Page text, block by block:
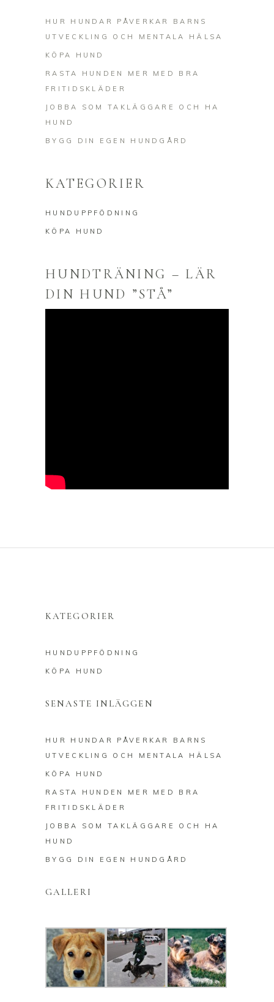
HUR HUNDAR PÅVERKAR BARNS
UTVECKLING OCH MENTALA HÄLSA
KÖPA HUND
RASTA HUNDEN MER MED BRA
FRITIDSKLÄDER
JOBBA SOM TAKLÄGGARE OCH HA
HUND
BYGG DIN EGEN HUNDGÅRD
KATEGORIER
HUNDUPPFÖDNING
KÖPA HUND
HUNDTRÄNING – LÄR
DIN HUND ”STÅ”
KATEGORIER
HUNDUPPFÖDNING
KÖPA HUND
SENASTE INLÄGGEN
HUR HUNDAR PÅVERKAR BARNS
UTVECKLING OCH MENTALA HÄLSA
KÖPA HUND
RASTA HUNDEN MER MED BRA
FRITIDSKLÄDER
JOBBA SOM TAKLÄGGARE OCH HA
HUND
BYGG DIN EGEN HUNDGÅRD
GALLERI